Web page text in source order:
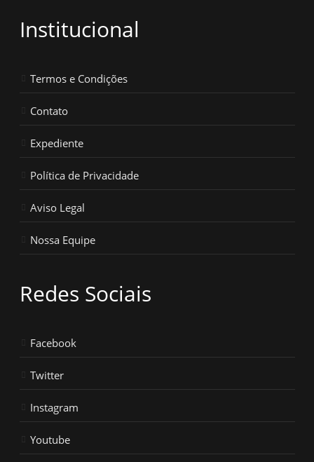
Institucional
Termos e Condições
Contato
Expediente
Política de Privacidade
Aviso Legal
Nossa Equipe
Redes Sociais
Facebook
Twitter
Instagram
Youtube